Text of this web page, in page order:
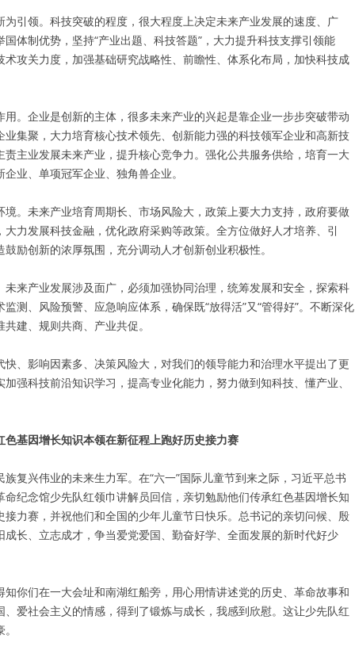
引领。科技突破的程度，很大程度上决定未来产业发展的速度、广
体制优势，坚持“产业出题、科技答题”，大力提升科技支撑引领能
术攻关力度，加强基础研究战略性、前瞻性、体系化布局，加快科技成
。企业是创新的主体，很多未来产业的兴起是靠企业一步步突破带动
业集聚，大力培育核心技术领先、创新能力强的科技领军企业和高新技
主业发展未来产业，提升核心竞争力。强化公共服务供给，培育一大
业、单项冠军企业、独角兽企业。
。未来产业培育周期长、市场风险大，政策上要大力支持，政府要做
力发展科技金融，优化政府采购等政策。全方位做好人才培养、引
励创新的浓厚氛围，充分调动人才创新创业积极性。
来产业发展涉及面广，必须加强协同治理，统筹发展和安全，探索科
测、风险预警、应急响应体系，确保既“放得活”又“管得好”。不断深化
建、规则共商、产业共促。
、影响因素多、决策风险大，对我们的领导能力和治理水平提出了更
强科技前沿知识学习，提高专业化能力，努力做到知科技、懂产业、
色基因增长知识本领在新征程上跑好历史接力赛
复兴伟业的未来生力军。在“六一”国际儿童节到来之际，习近平总书
纪念馆少先队红领巾讲解员回信，亲切勉励他们传承红色基因增长知
力赛，并祝他们和全国的少年儿童节日快乐。总书记的亲切问候、殷
长、立志成才，争当爱党爱国、勤奋好学、全面发展的新时代好少
知你们在一大会址和南湖红船旁，用心用情讲述党的历史、革命故事和
爱社会主义的情感，得到了锻炼与成长，我感到欣慰。这让少先队红